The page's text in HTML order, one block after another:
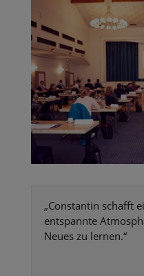
„Constantin schafft
entspannte
Neues zu lernen.“